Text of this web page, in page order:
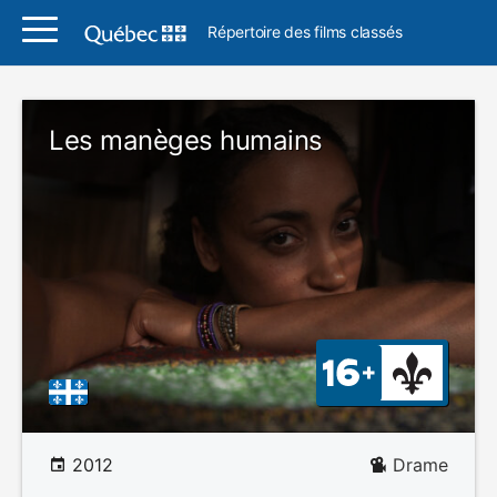
Répertoire des films classés
Les manèges humains
2012 Drame